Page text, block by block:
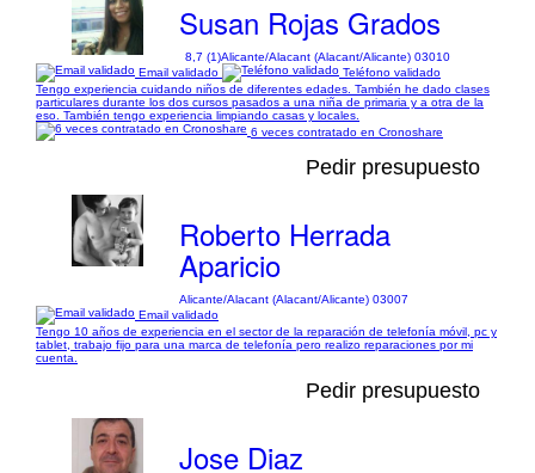
Susan Rojas Grados
8,7 (1)Alicante/Alacant (Alacant/Alicante) 03010
Email validado
Teléfono validado
Tengo experiencia cuidando niños de diferentes edades. También he dado clases
particulares durante los dos cursos pasados a una niña de primaria y a otra de la
eso. También tengo experiencia limpiando casas y locales.
6 veces contratado en Cronoshare
Pedir presupuesto
Roberto Herrada
Aparicio
Alicante/Alacant (Alacant/Alicante) 03007
Email validado
Tengo 10 años de experiencia en el sector de la reparación de telefonía móvil, pc y
tablet, trabajo fijo para una marca de telefonía pero realizo reparaciones por mi
cuenta.
Pedir presupuesto
Jose Diaz